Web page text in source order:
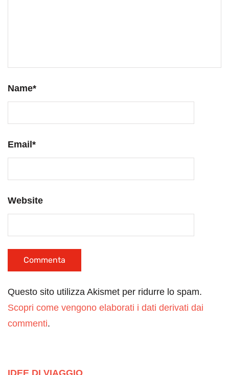
Name*
Email *
Website
Questo sito utilizza Akismet per ridurre lo spam.
Scopri come vengono elaborati i dati derivati dai
commenti.